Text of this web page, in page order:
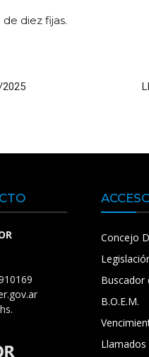
diez fijas.
2025
Concejo
Buscador
B.O.E.M.
Llamados